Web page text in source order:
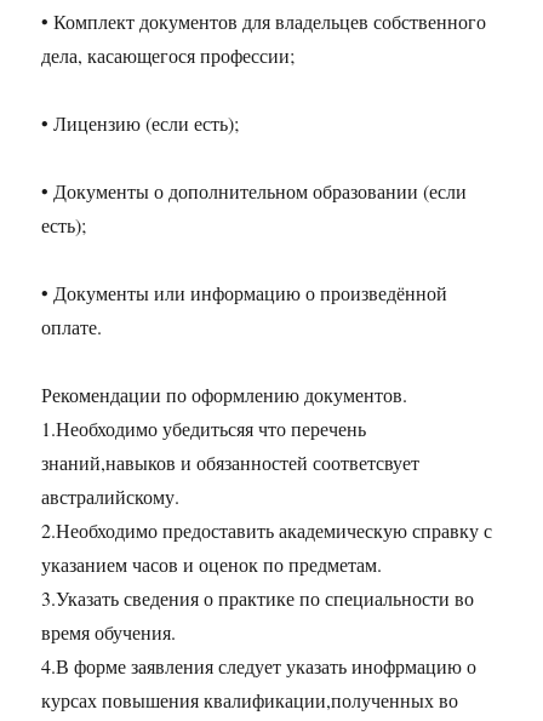
• Комплект документов для владельцев собственного
дела, касающегося профессии;
• Лицензию (если есть);
• Документы о дополнительном образовании (если
есть);
• Документы или информацию о произведённой
оплате.
Рекомендации по оформлению документов.
1.Необходимо убедитьсяя что перечень
знаний,навыков и обязанностей соответсвует
австралийскому.
2.Необходимо предоставить академическую справку с
указанием часов и оценок по предметам.
3.Указать сведения о практике по специальности во
время обучения.
4.В форме заявления следует указать инофрмацию о
курсах повышения квалификации,полученных во